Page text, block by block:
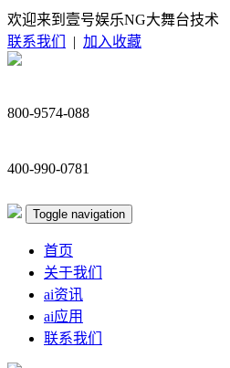
欢迎来到壹号娱乐NG大舞台技术
联系我们
| 加入收藏
800-9574-088
400-990-0781
Toggle navigation
首页
关于我们
ai资讯
ai应用
联系我们